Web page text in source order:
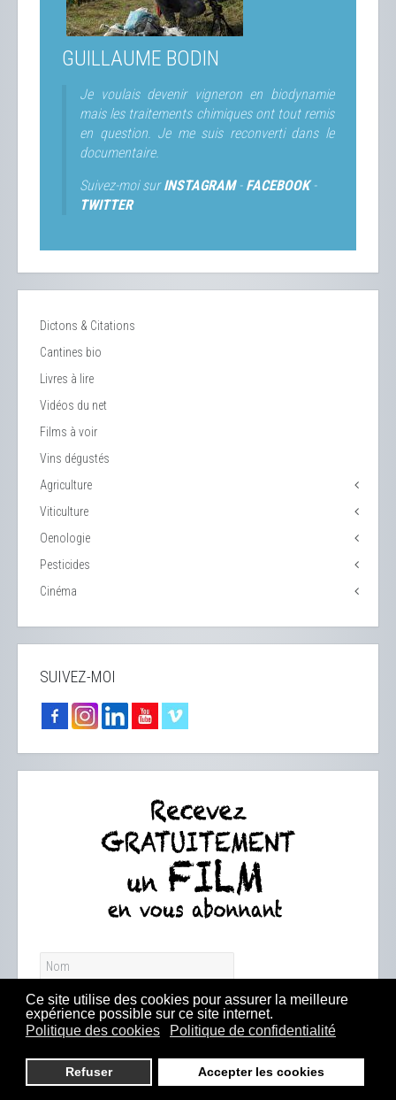
Ce site utilise des cookies pour assurer la meilleure
expérience possible sur ce site internet.
Politique des cookies
Politique de confidentialité
Refuser Accepter les cookies
GUILLAUME BODIN
Je voulais devenir vigneron en biodynamie
mais les traitements chimiques ont tout remis
en question. Je me suis reconverti dans le
documentaire.
Suivez-moi surINSTAGRAM- FACEBOOK-
TWITTER
Dictons & Citations
Cantines bio
Livres à lire
Vidéos du net
Films à voir
Vins dégustés
Agriculture
Viticulture
Oenologie
Pesticides
Cinéma
SUIVEZ-MOI